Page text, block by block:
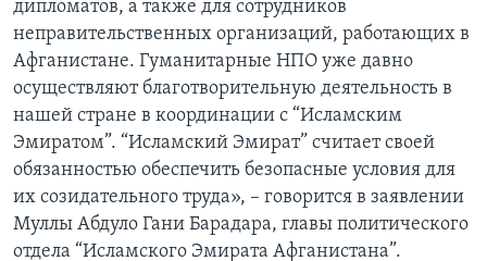
дипломатов, а также для сотрудников
неправительственных организаций, работающих в
Афганистане. Гуманитарные НПО уже давно
осуществляют благотворительную деятельность в
нашей стране в координации с “Исламским
Эмиратом”. “Исламский Эмират” считает своей
обязанностью обеспечить безопасные условия для
их созидательного труда», – говорится в заявлении
Муллы Абдуло Гани Барадара, главы политического
отдела “Исламского Эмирата Афганистана”.